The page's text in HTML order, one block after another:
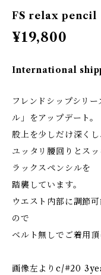
FS relax pencil
¥19,800
International
フレンドシップシリ
ル」をアップデート。
股上を少しだけ深く
ユッタリ腰回りとス
ラックスペンシルを
踏襲しています。
ウエスト内部に調節
ので
ベルト無しでご着用頂
画像左よりc/#20